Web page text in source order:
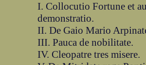
I. Collocutio Fortune et
demonstratio.
II. De Gaio Mario
III. Pauca de nobilitate.
IV. Cleopatre tres misere.